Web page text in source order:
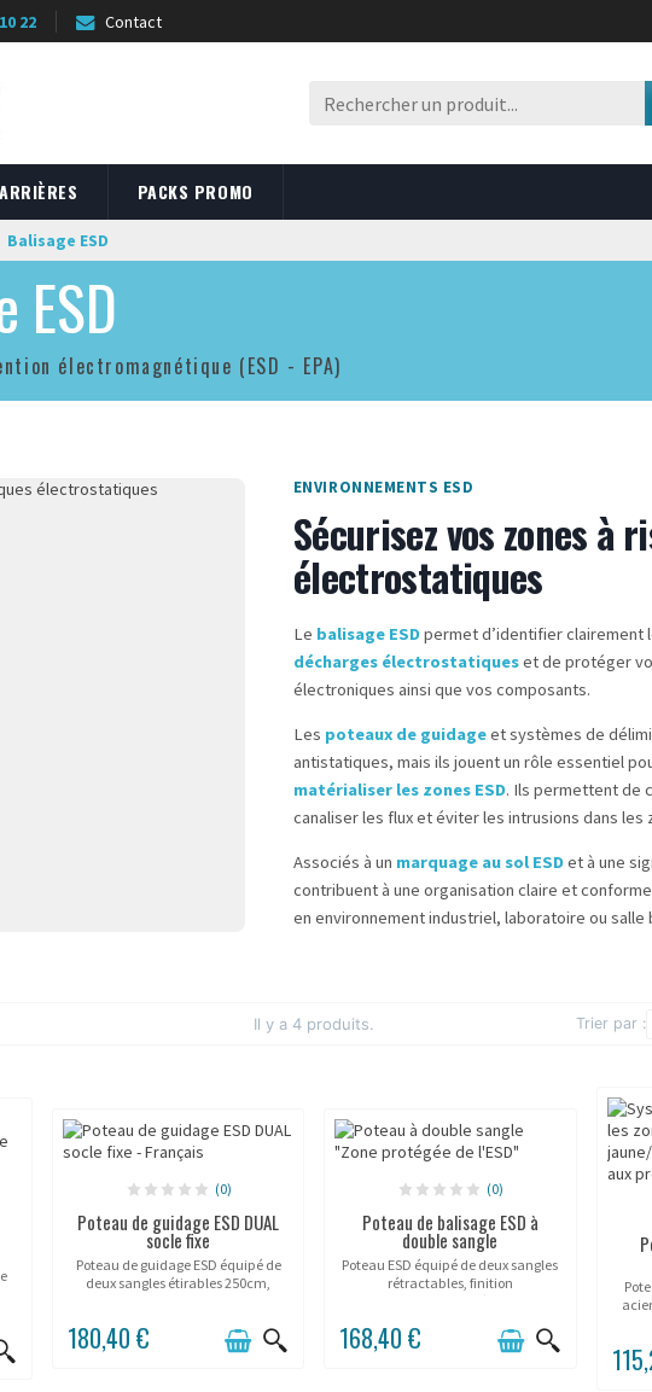
22 Contact
PACKS PROMO
Balisage ESD
ESD
électromagnétique (ESD - EPA)
ENVIRONNEMENTS ESD
Sécurisez vos zones à
électrostatiques
Le balisage ESDpermet d’identifier clairement
décharges électrostatiqueset de protéger
électroniques ainsi que vos composants.
Les poteaux de guidageet systèmes de
antistatiques, mais ils jouent un rôle essentiel
matérialiser les zones ESD. Ils permettent de
canaliser les flux et éviter les intrusions dans les
Associés à un marquage au sol ESDet à une
contribuent à une organisation claire et
en environnement industriel, laboratoire ou salle
Il y a 4 produits. Trier par :
(0)
Poteau de guidage ESD DUAL
socle fixe
Poteau de guidage ESD équipé de
deux sangles étirables 250cm,
180,40 €
(0)
Poteau de balisage ESD à
double sangle
Poteau ESD équipé de deux sangles
rétractables, finition
acier thermolaqué jaune.
168,40 €